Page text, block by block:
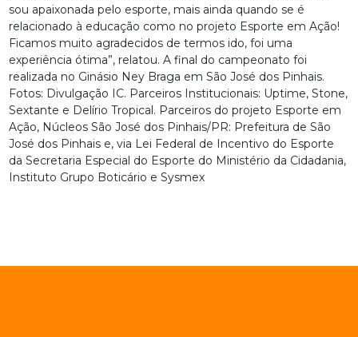
sou apaixonada pelo esporte, mais ainda quando se é
relacionado à educação como no projeto Esporte em Ação!
Ficamos muito agradecidos de termos ido, foi uma
experiência ótima”, relatou. A final do campeonato foi
realizada no Ginásio Ney Braga em São José dos Pinhais.
Fotos: Divulgação IC. Parceiros Institucionais: Uptime, Stone,
Sextante e Delírio Tropical. Parceiros do projeto Esporte em
Ação, Núcleos São José dos Pinhais/PR: Prefeitura de São
José dos Pinhais e, via Lei Federal de Incentivo do Esporte
da Secretaria Especial do Esporte do Ministério da Cidadania,
Instituto Grupo Boticário e Sysmex